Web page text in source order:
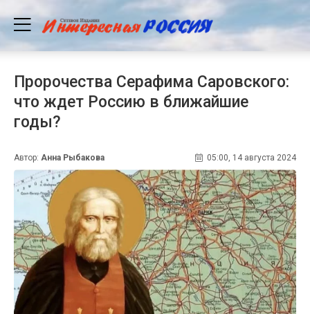
Пророчества Серафима Саровского:
что ждет Россию в ближайшие
годы?
Автор: Анна Рыбакова 05:00, 14 августа 2024